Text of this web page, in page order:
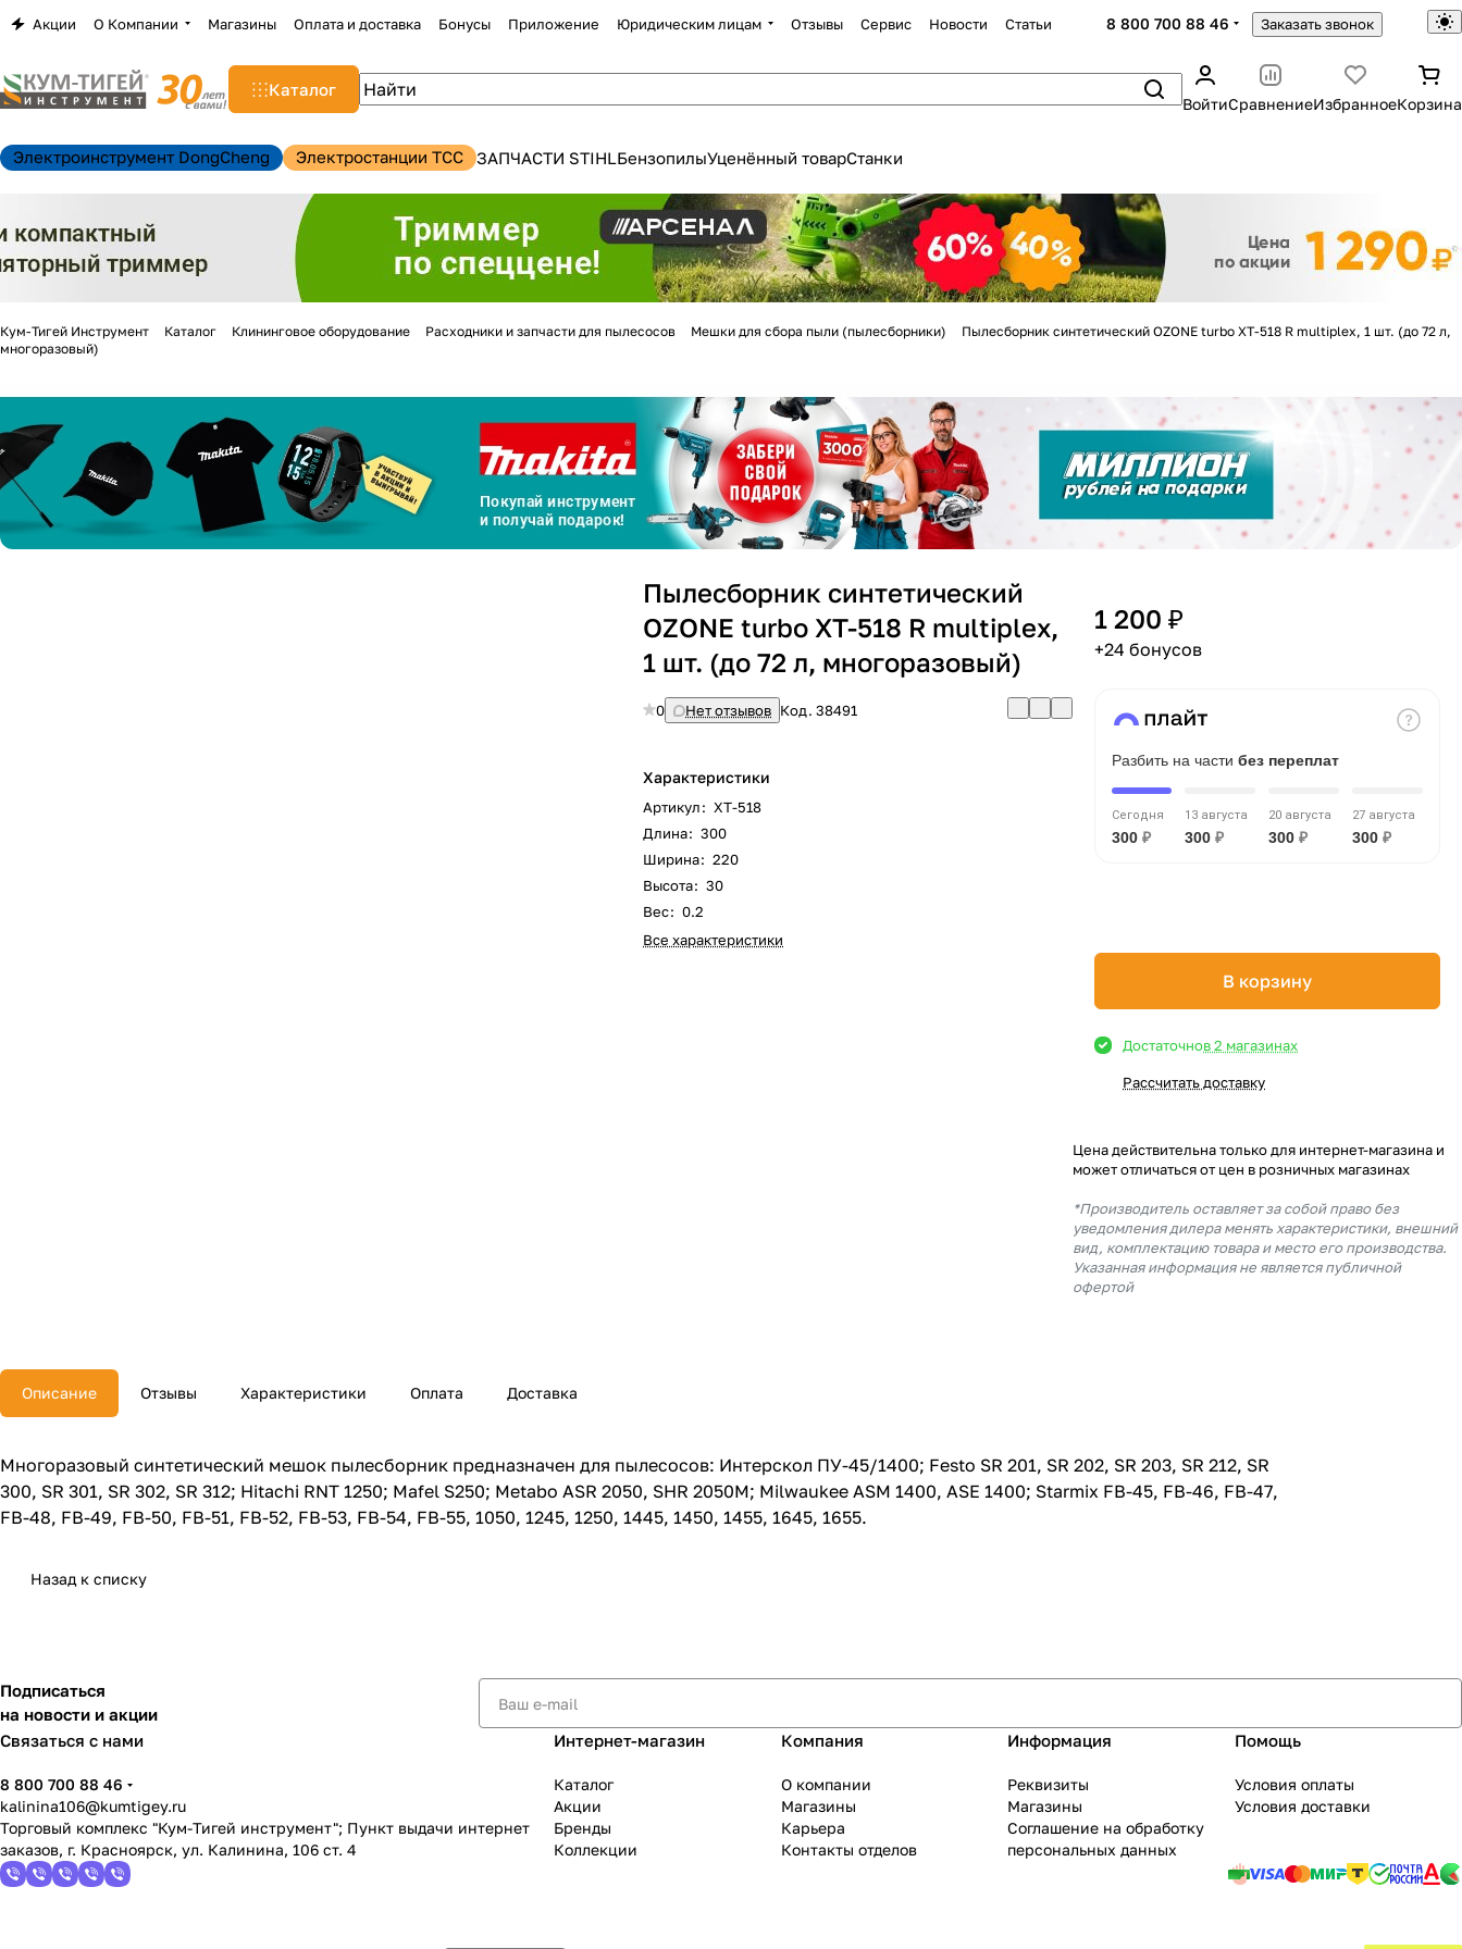
Акции О Компании Магазины Оплата и доставка Бонусы Приложение Юридическим лицам Отзывы Сервис Новости Статьи 8 800 700 88 46 Заказать звонок
Каталог
ВойтиСравнениеИзбранноеКорзина
Электроинструмент DongCheng Электростанции TCC ЗАПЧАСТИ STIHLБензопилыУценённый товарСтанки
Кум-Тигей Инструмент Каталог Клининговое оборудование Расходники и запчасти для пылесосов Мешки для сбора пыли (пылесборники)
Пылесборник синтетический OZONE turbo XT-518 R multiplex, 1 шт. (до 72 л,
многоразовый)
Пылесборник синтетический
OZONE turbo XT-518 R multiplex,
1 шт. (до 72 л, многоразовый)
0 Нет отзывов Код.38491
Характеристики
Артикул: XT-518
Длина: 300
Ширина: 220
Высота: 30
Вес: 0.2
Все характеристики
1 200 ₽
+24 бонусов
Разбить на части без переплат
Сегодня
300 ₽
13 августа
300 ₽
20 августа
300 ₽
27 августа
300 ₽
В корзину
Достаточнов 2 магазинах
Рассчитать доставку
Цена действительна только для интернет-магазина и
может отличаться от цен в розничных магазинах
*Производитель оставляет за собой право без
уведомления дилера менять характеристики, внешний
вид, комплектацию товара и место его производства.
Указанная информация не является публичной
офертой
Описание Отзывы Характеристики Оплата Доставка
Многоразовый синтетический мешок пылесборник предназначен для пылесосов: Интерскол ПУ-45/1400; Festo SR 201, SR 202, SR 203, SR 212, SR
300, SR 301, SR 302, SR 312; Hitachi RNT 1250; Mafel S250; Metabo ASR 2050, SHR 2050M; Milwaukee ASM 1400, ASE 1400; Starmix FB-45, FB-46, FB-47,
FB-48, FB-49, FB-50, FB-51, FB-52, FB-53, FB-54, FB-55, 1050, 1245, 1250, 1445, 1450, 1455, 1645, 1655.
Назад к списку
Подписаться
на новости и акции
Связаться с нами
8 800 700 88 46
kalinina106@kumtigey.ru
Торговый комплекс "Кум-Тигей инструмент"; Пункт выдачи интернет
заказов, г. Красноярск, ул. Калинина, 106 ст. 4
Интернет-магазин
Каталог
Акции
Бренды
Коллекции
Компания
О компании
Магазины
Карьера
Контакты отделов
Информация
Реквизиты
Магазины
Соглашение на обработку
персональных данных
Помощь
Условия оплаты
Условия доставки
Для клиентов всех банков
Разбейтеоплату
График платежей
Добавляйте товарыв корзину
Оплачивайте сегодня только
% картой любого банка
Получайте товарвыбранный способом